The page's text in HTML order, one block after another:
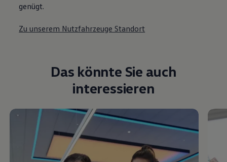
genügt.
Zu unserem Nutzfahrzeuge Standort
Das könnte Sie auch
interessieren